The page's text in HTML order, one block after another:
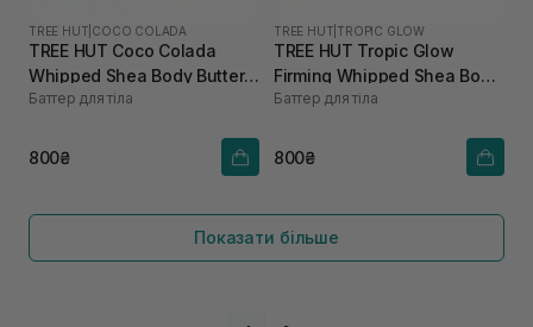
TREE HUT COCO COLADA
TREE HUT Coco Colada
Whipped Shea Body Butter
240 г
Баттер для тіла
800₴
TREE HUT TROPIC GLOW
TREE HUT Tropic Glow
Firming Whipped Shea Body
Butter 240 г
Баттер для тіла
800₴
Показати більше